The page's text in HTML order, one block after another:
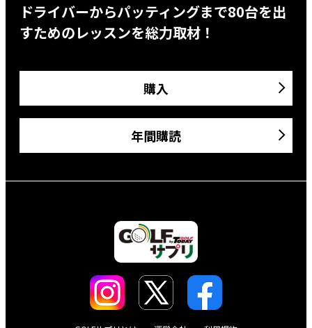
ドライバーからパッティングまで80台を出
すためのレッスンを総力取材！
購入
年間購読